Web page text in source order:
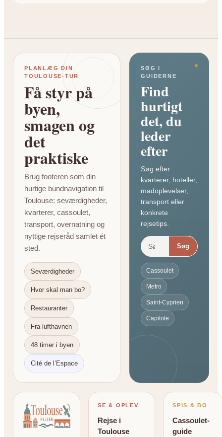
PLANLÆG DIN
TOULOUSE-TUR
Få styr på
byen,
smagen og
det
praktiske
Brug footeren som din
hurtige bundnavigation til
Toulouse: seværdigheder,
kvarterer, cassoulet,
transport, overnatning og
nyttige rejseråd samlet ét
sted.
Seværdigheder
Hvor skal man bo?
Restauranter
Fra lufthavnen
48 timer i byen
Cité de l’Espace
SØG I
GUIDERNE
Find
hurtigt
det, du
leder
efter
Søg efter
kvarterer, hoteller,
madoplevelser,
transport eller
konkrete
rejsetips.
Søg
Cassoulet
Metro
Saint-Cyprien
Capitole
SE & OPLEV
Rejse i
Toulouse
SPIS & BO
Cassoulet-
guide